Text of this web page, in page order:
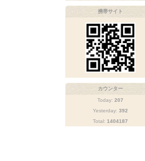
携帯サイト
カウンター
Today: 207
Yesterday: 392
Total: 1404187